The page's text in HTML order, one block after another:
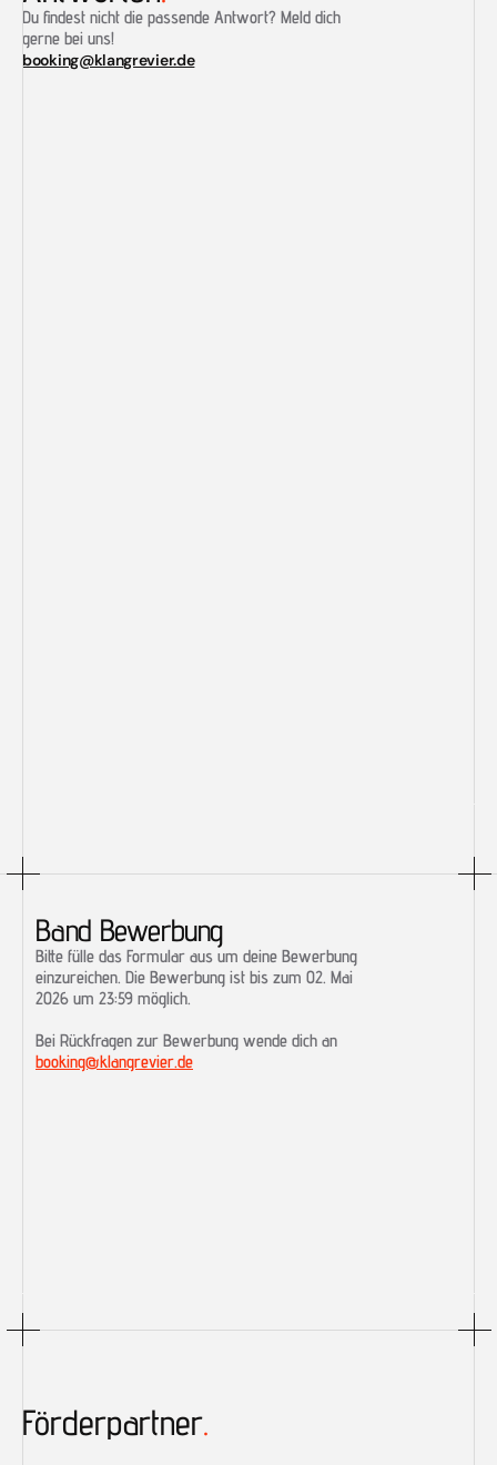
Du findest nicht die passende Antwort? Meld dich
gerne bei uns!
booking@klangrevier.de
Band Bewerbung
Bitte fülle das Formular aus um deine Bewerbung
einzureichen. Die Bewerbung ist bis zum 02. Mai
2026 um 23:59 möglich.
booking@klangrevier.de
Förderpartner.